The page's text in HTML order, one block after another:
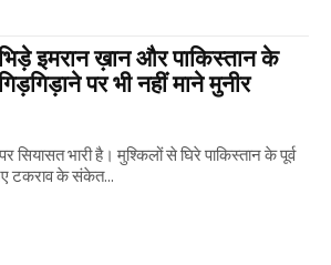
इमरान ख़ान और पाकिस्तान के
पर भी नहीं माने मुनीर
सियासत भारी है। मुश्किलों से घिरे पाकिस्तान के पूर्व
टकराव के संकेत...